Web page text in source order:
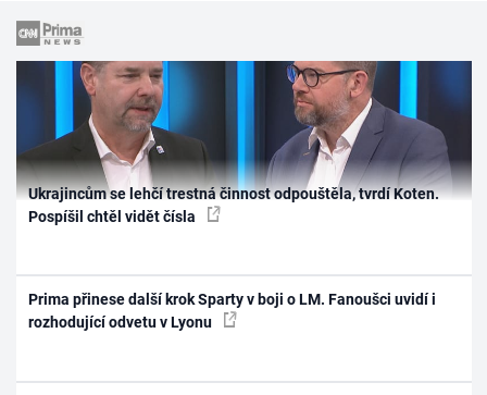
Ukrajincům se lehčí trestná činnost odpouštěla, tvrdí Koten.
Pospíšil chtěl vidět čísla
Prima přinese další krok Sparty v boji o LM. Fanoušci uvidí i
rozhodující odvetu v Lyonu